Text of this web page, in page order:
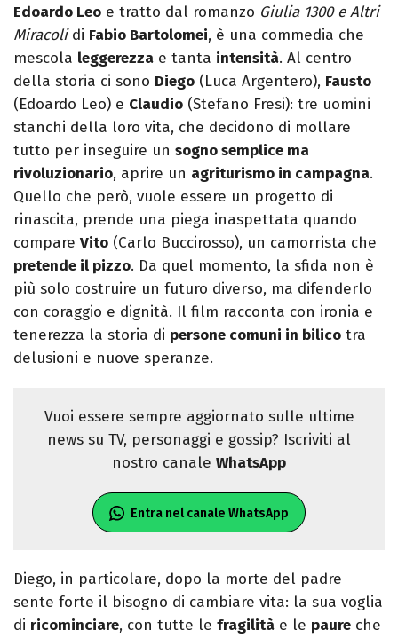
Edoardo Leo e tratto dal romanzo Giulia 1300 e Altri
Miracolidi Fabio Bartolomei, è una commedia che
mescola leggerezza e tanta intensità. Al centro
della storia ci sono Diego (Luca Argentero), Fausto
(Edoardo Leo) e Claudio (Stefano Fresi): tre uomini
stanchi della loro vita, che decidono di mollare
tutto per inseguire un sogno semplice ma
rivoluzionario, aprire un agriturismo in campagna.
Quello che però, vuole essere un progetto di
rinascita, prende una piega inaspettata quando
compare Vito (Carlo Buccirosso), un camorrista che
pretende il pizzo. Da quel momento, la sfida non è
più solo costruire un futuro diverso, ma difenderlo
con coraggio e dignità. Il film racconta con ironia e
tenerezza la storia di persone comuni in bilico tra
delusioni e nuove speranze.
Vuoi essere sempre aggiornato sulle ultime
news su TV, personaggi e gossip? Iscriviti al
nostro canale WhatsApp
Entra nel canale WhatsApp
Diego, in particolare, dopo la morte del padre
sente forte il bisogno di cambiare vita: la sua voglia
di ricominciare, con tutte le fragilità e le paure che